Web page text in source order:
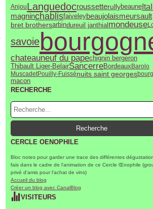
AnjouLanguedocroussetterullybeaune
magninchablisfaiveleybeaujolaismeursault
bret brothersarbindureuil janthialmondeuse
savoie
chateauneuf du papechignin bergeron
Thibault Liger-BelairSancerreBordeaux Barolo
MuscadetPouilly-Fuissénuits saint georges
macon
RECHERCHE
CERCLE OENOPHILE
Bloc notes pour garder une trace des différentes
fais dans le cadre de l'animation de ce Cercle Œnophile
privé d'amis pour l'achat de vins)
Accueil du blog
Créer un blog avec CanalBlog
VISITEURS